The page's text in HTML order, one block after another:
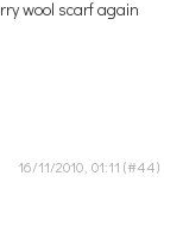
wool scarf again
16/11/2010, 01:11